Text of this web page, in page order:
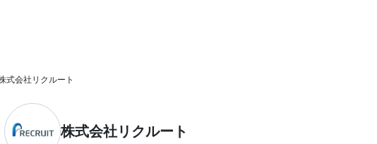
式会社リクルート
株式会社リクルート